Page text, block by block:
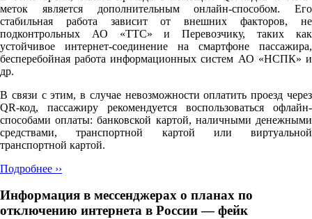
меток является дополнительным онлайн-способом. Его
стабильная работа зависит от внешних факторов, не
подконтрольных АО «ТТС» и Перевозчику, таких как
устойчивое интернет-соединение на смартфоне пассажира,
бесперебойная работа информационных систем АО «НСПК» и
др.
В связи с этим, в случае невозможности оплатить проезд через
QR-код, пассажиру рекомендуется воспользоваться офлайн-
способами оплаты: банковской картой, наличными денежными
средствами, транспортной картой или виртуальной
транспортной картой.
Подробнее ››
Информация в мессенджерах о планах по
отключению интернета в России — фейк